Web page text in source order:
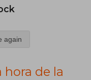
again
hora de la